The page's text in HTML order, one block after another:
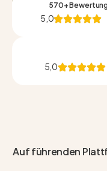
570+
5,0
5,0
Auf führenden